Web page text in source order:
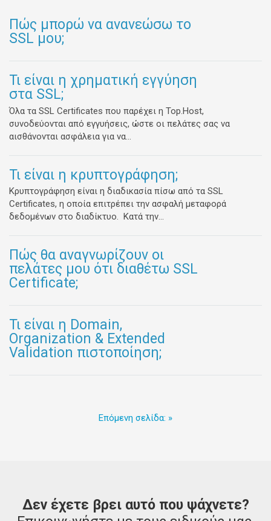
Πώς μπορώ να ανανεώσω το
SSL μου;
Τι είναι η χρηματική εγγύηση
στα SSL;
Όλα τα SSL Certificates που παρέχει η Top.Host,
συνοδεύονται από εγγυήσεις, ώστε οι πελάτες σας να
αισθάνονται ασφάλεια για να...
Τι είναι η κρυπτογράφηση;
Κρυπτογράφηση είναι η διαδικασία πίσω από τα SSL
Certificates, η οποία επιτρέπει την ασφαλή μεταφορά
δεδομένων στο διαδίκτυο. Κατά την...
Πώς θα αναγνωρίζουν οι
πελάτες μου ότι διαθέτω SSL
Certificate;
Τι είναι η Domain,
Organization & Extended
Validation πιστοποίηση;
Επόμενη σελίδα: »
Δεν έχετε βρει αυτό που ψάχνετε?